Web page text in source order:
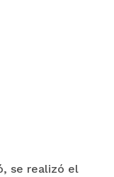
se realizó el